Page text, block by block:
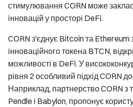
стимулювання CORN може
інновацій у просторі DeFi.
CORN з'єднує Bitcoin та
інноваційного токена BTCN,
можливості в DeFi. У
рівня 2 особливий підхід CORN
Наприклад, партнерство CORN з
Pendle і Babylon, пропонує